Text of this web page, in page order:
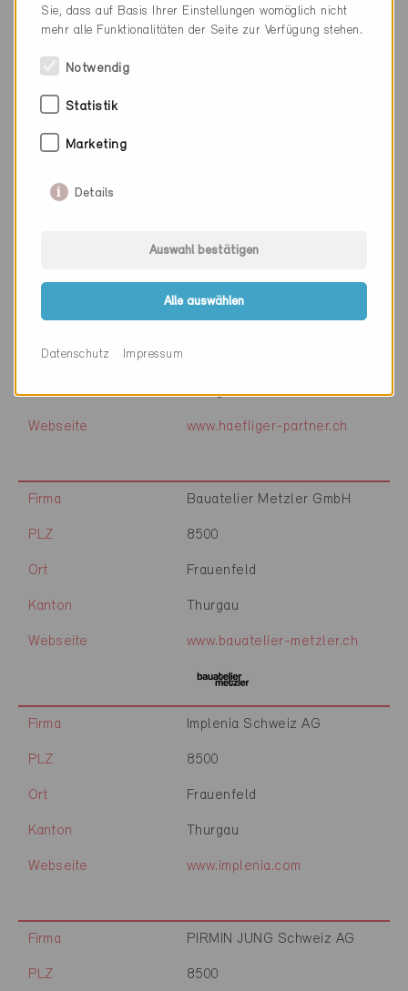
Ort
Firma Peter Häfliger & Partner
PLZ 8500
Ort
Kanton Thurgau
Webseite www.haefliger-partner.ch
Firma Bauatelier Metzler GmbH
PLZ 8500
Ort Frauenfeld
Kanton Thurgau
Webseite www.bauatelier-metzler.ch
Firma Implenia Schweiz AG
PLZ 8500
Ort Frauenfeld
Kanton Thurgau
Webseite www.implenia.com
Firma PIRMIN JUNG Schweiz AG
PLZ 8500
Sie, dass auf Basis Ihrer Einstellungen womöglich nicht
mehr alle Funktionalitäten der Seite zur Verfügung stehen.
Notwendig
Statistik
Marketing
Details
Auswahl bestätigen
Alle auswählen
Datenschutz Impressum